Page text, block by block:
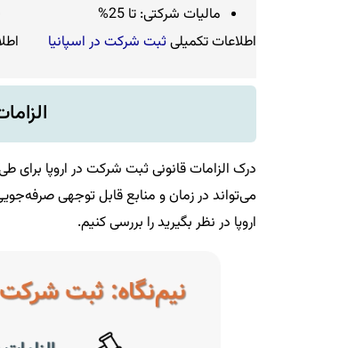
مالیات شرکتی: تا 25%
اطلاعات تکمیلیثبت شرکت در اسپانیا
درک الزامات قانونی ثبت شرکت در اروپا برای
می‌تواند در زمان و منابع قابل توجهی
اروپا در نظر بگیرید را بررسی کنیم.